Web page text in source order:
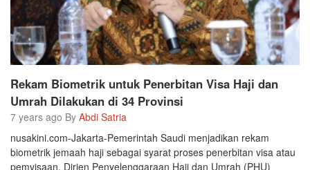
Rekam Biometrik untuk Penerbitan Visa Haji dan
Umrah Dilakukan di 34 Provinsi
7 years ago By Abdi Satria
nusakini.com-Jakarta-Pemerintah Saudi menjadikan rekam
biometrik jemaah haji sebagai syarat proses penerbitan visa atau
pemvisaan. Dirjen Penyelenggaraan Haji dan Umrah (PHU)